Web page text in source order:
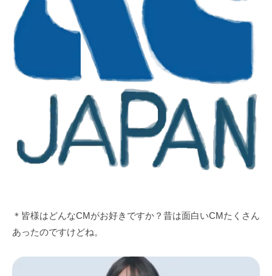
＊皆様はどんなCMがお好きですか？昔は面白いCMたくさん
あったのですけどね。